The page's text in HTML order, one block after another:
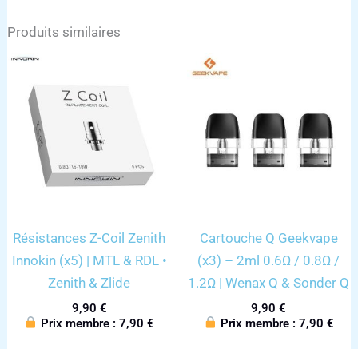
Produits similaires
Résistances Z-Coil Zenith
Innokin (x5) | MTL & RDL •
Zenith & Zlide
9,90 €
Prix membre :7,90€
Cartouche Q Geekvape
(x3) – 2ml 0.6Ω / 0.8Ω /
1.2Ω | Wenax Q & Sonder Q
9,90€
Prix membre :7,90€